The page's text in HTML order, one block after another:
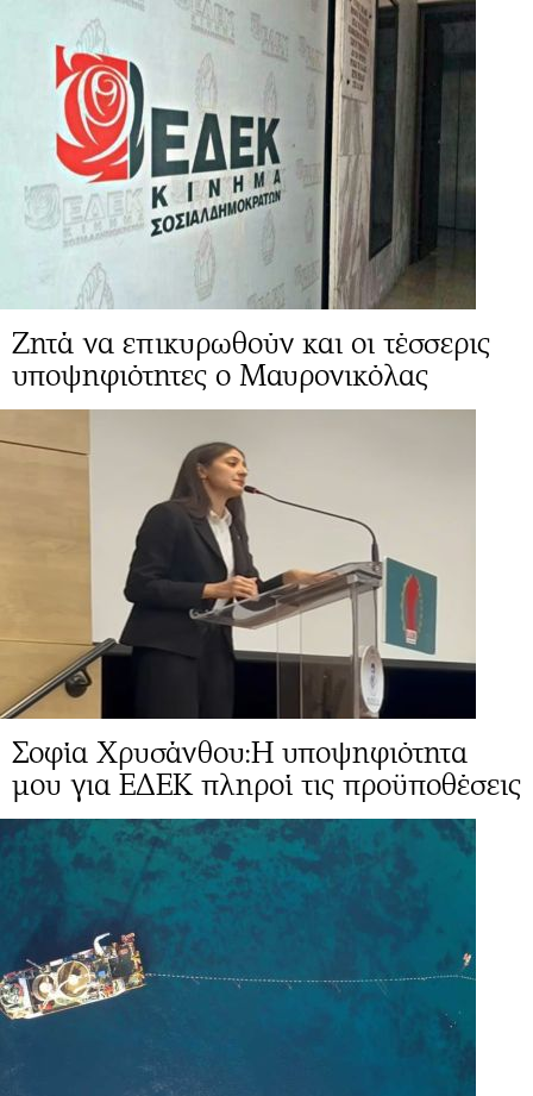
Ζητά να επικυρωθούν και οι τέσσερις
υποψηφιότητες ο Μαυρονικόλας
Σοφία Χρυσάνθου:Η υποψηφιότητα
μου για ΕΔΕΚ πληροί τις προϋποθέσεις